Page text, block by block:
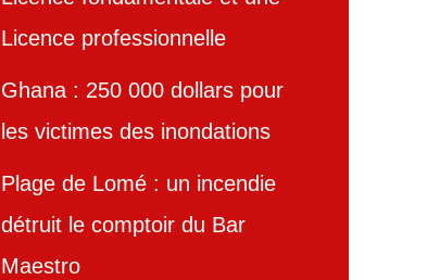
Licence professionnelle
Ghana : 250 000 dollars pour
les victimes des inondations
Plage de Lomé : un incendie
détruit le comptoir du Bar
Maestro